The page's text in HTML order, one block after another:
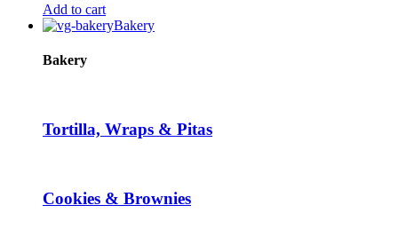
Add to cart
Bakery
Bakery
Tortilla, Wraps & Pitas
Cookies & Brownies